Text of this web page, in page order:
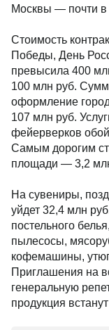
Москвы — почти в
Стоимость
Победы, День
превысила 400
100 млн руб.
оформление
107 млн руб.
фейерверков
Самым дорогим
площади — 3,2
На сувениры,
уйдет 32,4 млн
постельного
пылесосы,
кофемашины,
Приглашения на
генеральную
продукция